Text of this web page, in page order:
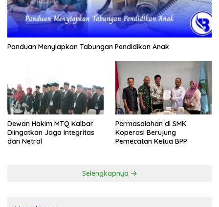
Panduan Menyiapkan Tabungan Pendidikan Anak
Dewan Hakim MTQ Kalbar
Diingatkan Jaga Integritas
dan Netral
Permasalahan di SMK
Koperasi Berujung
Pemecatan Ketua BPP
Selengkapnya